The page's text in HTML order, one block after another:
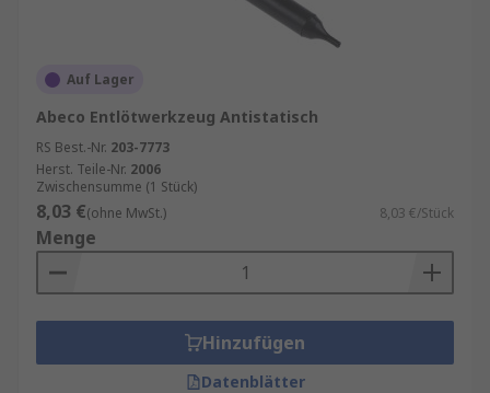
Auf Lager
Abeco Entlötwerkzeug Antistatisch
RS Best.-Nr. 203-7773
Herst. Teile-Nr. 2006
Zwischensumme (1 Stück)
8,03 €(ohne MwSt.) 8,03 €/Stück
Menge
Hinzufügen
Datenblätter